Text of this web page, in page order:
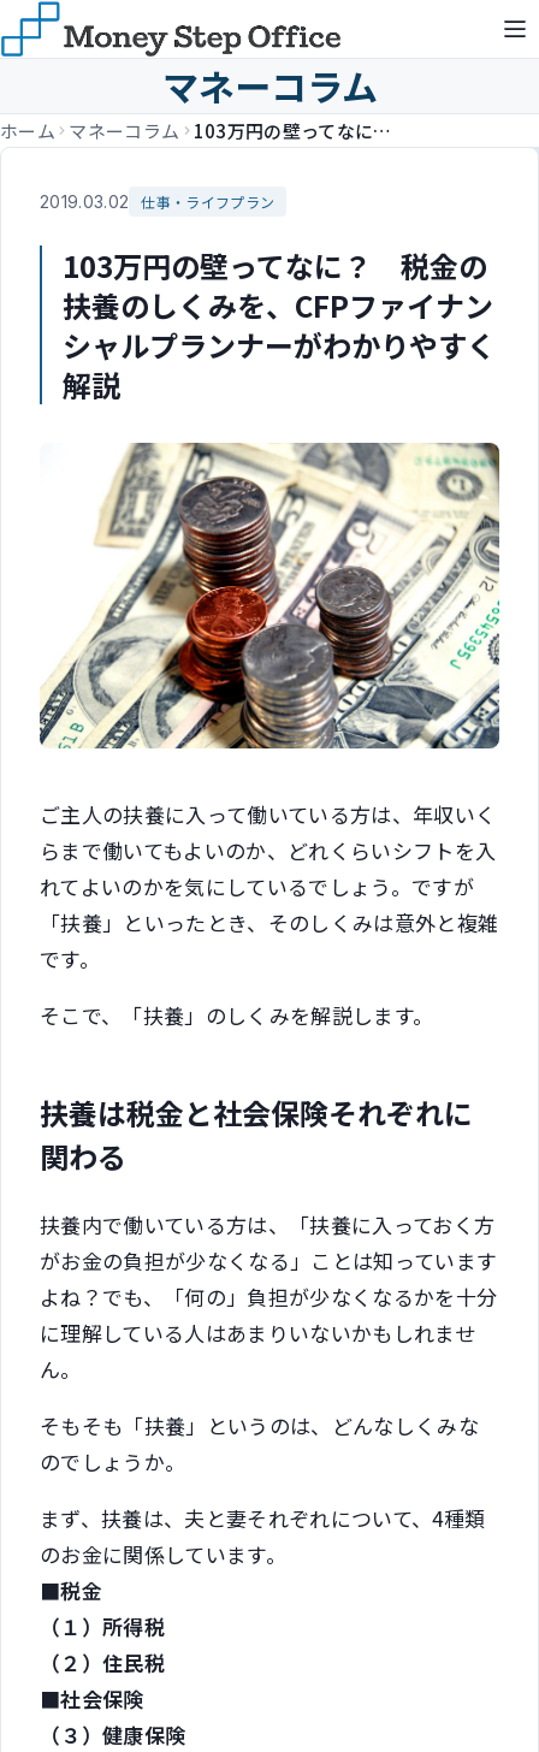
マネーコラム
ホーム マネーコラム 103万円の壁ってなに？ 税金の扶養のしくみを、CFPファイナンシャルプランナーがわかりやすく解説
2019.03.02 仕事・ライフプラン
103万円の壁ってなに？ 税金の
扶養のしくみを、CFPファイナン
シャルプランナーがわかりやすく
解説
ご主人の扶養に入って働いている方は、年収いく
らまで働いてもよいのか、どれくらいシフトを入
れてよいのかを気にしているでしょう。ですが
「扶養」といったとき、そのしくみは意外と複雑
です。
そこで、「扶養」のしくみを解説します。
扶養は税金と社会保険それぞれに
関わる
扶養内で働いている方は、「扶養に入っておく方
がお金の負担が少なくなる」ことは知っています
よね？でも、「何の」負担が少なくなるかを十分
に理解している人はあまりいないかもしれませ
ん。
そもそも「扶養」というのは、どんなしくみな
のでしょうか。
まず、扶養は、夫と妻それぞれについて、4種類
のお金に関係しています。
■税金
（１）所得税
（２）住民税
■社会保険
（３）健康保険